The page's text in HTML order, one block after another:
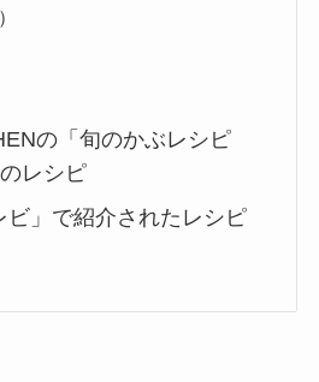
の「旬のかぶレシピ
レシピ
ビ」で紹介されたレシピ